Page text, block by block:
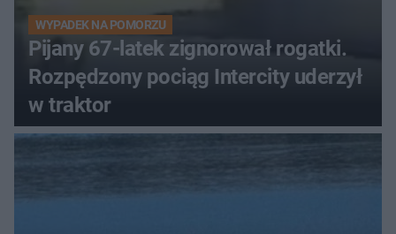
WYPADEK NA POMORZU
Pijany 67-latek zignorował rogatki.
Rozpędzony pociąg Intercity uderzył
w traktor